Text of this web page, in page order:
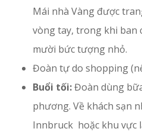
Mái nhà Vàng được
vòng tay, trong khi ban
mười bức tượng nhỏ.
Đoàn tự do shopping
Buổi tối:Đoàn dùng
phương. Về khách sạn
Innbruck hoặc khu vực